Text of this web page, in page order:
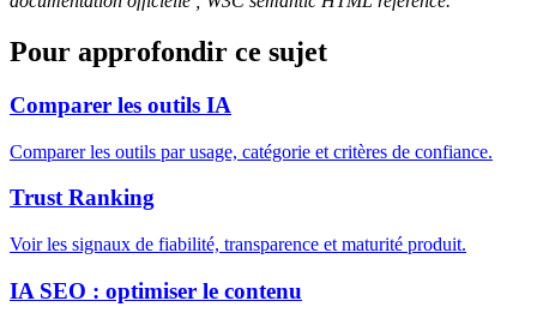
Pour approfondir ce sujet
Comparer les outils IA
Comparer les outils par usage, catégorie et critères de confiance.
Trust Ranking
Voir les signaux de fiabilité, transparence et maturité produit.
IA SEO : optimiser le contenu